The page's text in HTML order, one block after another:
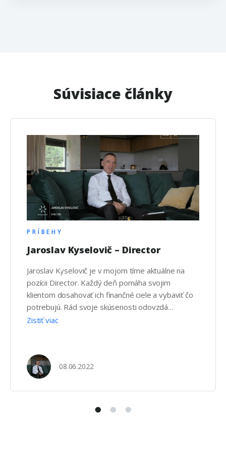
Súvisiace články
PRÍBEHY
Jaroslav Kyselovič – Director
Jaroslav Kyselovič je v mojom tíme aktuálne na
pozícii Director. Každý deň pomáha svojim
klientom dosahovať ich finančné ciele a vybaviť čo
potrebujú. Rád svoje skúsenosti odovzdá
každému kto sa pridá do nášho tímu.
Zistiť viac
08.06.2022